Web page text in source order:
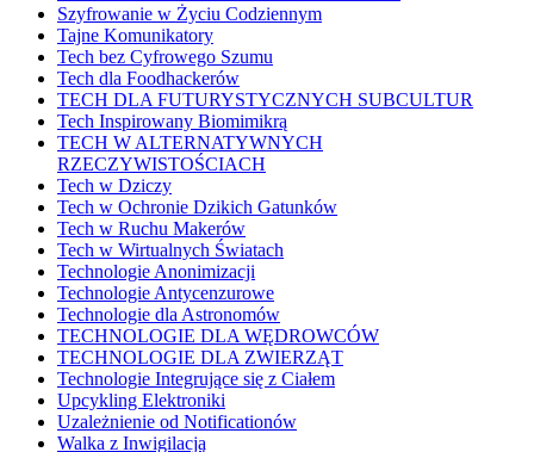
Szyfrowanie w Życiu Codziennym
Tajne Komunikatory
Tech bez Cyfrowego Szumu
Tech dla Foodhackerów
TECH DLA FUTURYSTYCZNYCH SUBCULTUR
Tech Inspirowany Biomimikrą
TECH W ALTERNATYWNYCH
RZECZYWISTOŚCIACH
Tech w Dziczy
Tech w Ochronie Dzikich Gatunków
Tech w Ruchu Makerów
Tech w Wirtualnych Światach
Technologie Anonimizacji
Technologie Antycenzurowe
Technologie dla Astronomów
TECHNOLOGIE DLA WĘDROWCÓW
TECHNOLOGIE DLA ZWIERZĄT
Technologie Integrujące się z Ciałem
Upcykling Elektroniki
Uzależnienie od Notificationów
Walka z Inwigilacją